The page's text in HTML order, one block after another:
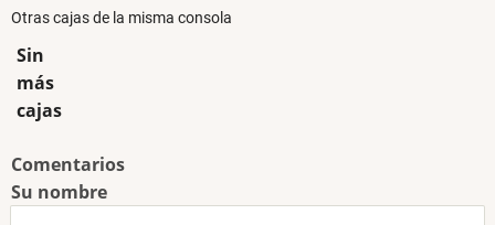
Otras cajas de la misma consola
Sin
más
cajas
Comentarios
Su nombre